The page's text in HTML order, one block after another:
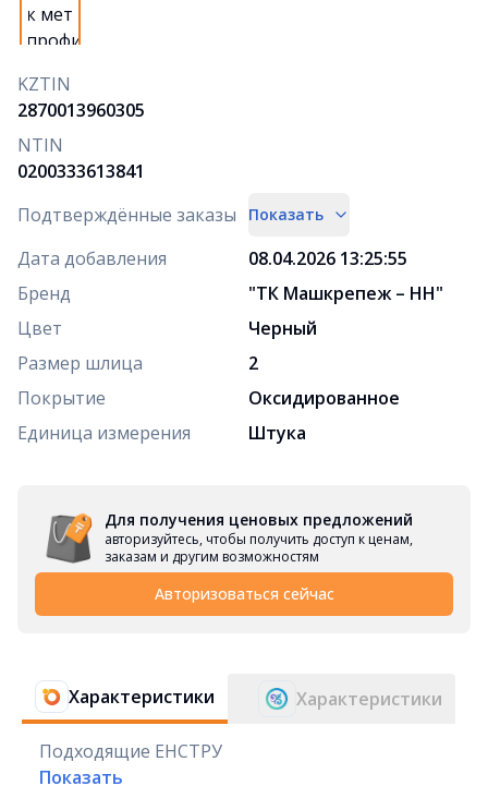
KZTIN
2870013960305
NTIN
0200333613841
Подтверждённые заказы
Показать
Дата добавления
08.04.2026 13:25:55
Бренд
"ТК Машкрепеж – НН"
Цвет
Черный
Размер шлица
2
Покрытие
Оксидированное
Единица измерения
Штука
Для получения ценовых предложений
авторизуйтесь, чтобы получить доступ к ценам,
заказам и другим возможностям
Авторизоваться сейчас
Характеристики Характеристики
Подходящие ЕНСТРУ
Показать